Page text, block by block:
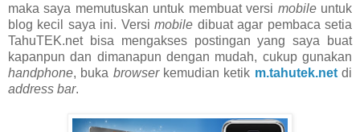
maka saya memutuskan untuk membuat versi mobileuntuk
blog kecil saya ini. Versimobile dibuat agar pembaca setia
TahuTEK.net bisa mengakses postingan yang saya buat
kapanpun dan dimanapun dengan mudah, cukup gunakan
handphone, buka browserkemudian ketik m.tahutek.netdi
address bar.